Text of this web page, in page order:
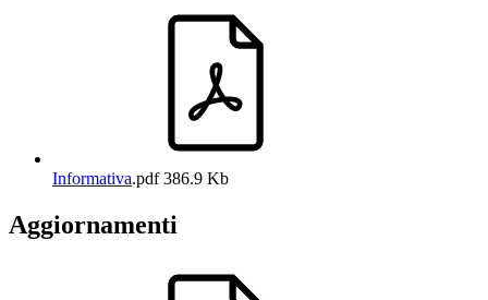
Informativa.pdf386.9 Kb
Aggiornamenti